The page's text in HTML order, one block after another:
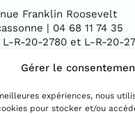
Gérer le
expériences, nous
pour stocker et/ou
Franklin Roosevelt
| 04 68 11 74 35
L-R-20-2780 et L-R-20-